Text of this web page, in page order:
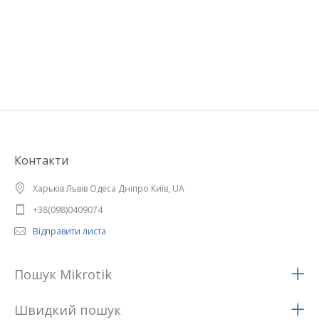
Контакти
Харьків Львів Одеса Дніпро Київ, UA
+38(098)0409074
Відправити листа
Пошук Mikrotik
Швидкий пошук